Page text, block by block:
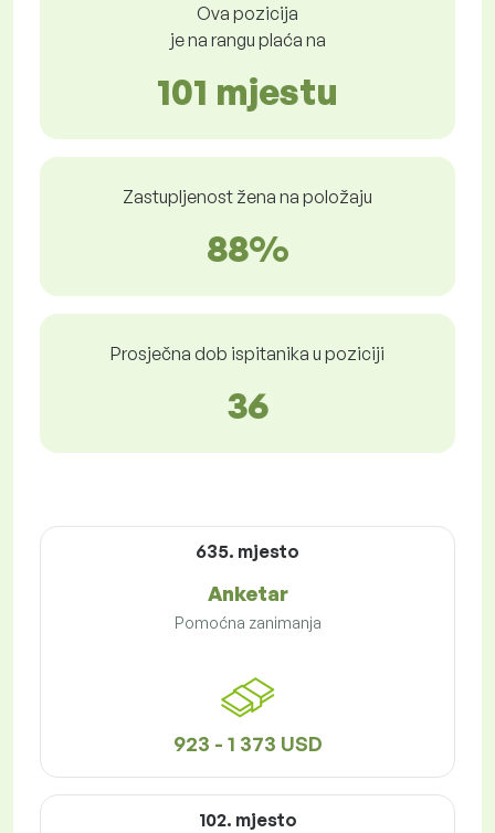
Ova pozicija
je na rangu plaća na
101 mjestu
Zastupljenost žena na položaju
88%
Prosječna dob ispitanika u poziciji
36
635. mjesto
Anketar
Pomoćna zanimanja
923 - 1 373 USD
102. mjesto